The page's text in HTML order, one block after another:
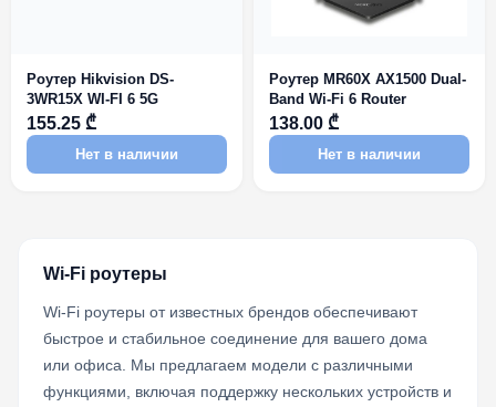
Роутер Hikvision DS-
3WR15X WI-FI 6 5G
155.25 ₾
Нет в наличии
Роутер MR60X AX1500 Dual-
Band Wi-Fi 6 Router
138.00 ₾
Нет в наличии
Wi-Fi роутеры
Wi-Fi роутеры от известных брендов обеспечивают
быстрое и стабильное соединение для вашего дома
или офиса. Мы предлагаем модели с различными
функциями, включая поддержку нескольких устройств и